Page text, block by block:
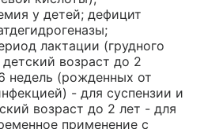
у детей; дефицит
лактации (грудного
возраст до 2
недель (рожденных от
- для суспензии и
возраст до 2 лет - для
применение с